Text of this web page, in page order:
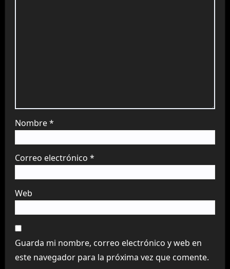
Nombre*
Correo electrónico *
Web
Guarda mi nombre, correo electrónico y web en
este navegador para la próxima vez que comente.